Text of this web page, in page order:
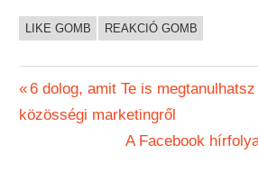
LIKE GOMB REAKCIÓ GOMB
Bejegyzés
navigáció
Previous
Post:
6 dolog, amit Te is
közösségi marketingről
Next
A Facebook